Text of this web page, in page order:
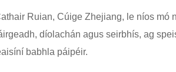
Ruian, Cúige Zhejiang, le níos mó
díolachán agus seirbhís, ag
babhla páipéir.